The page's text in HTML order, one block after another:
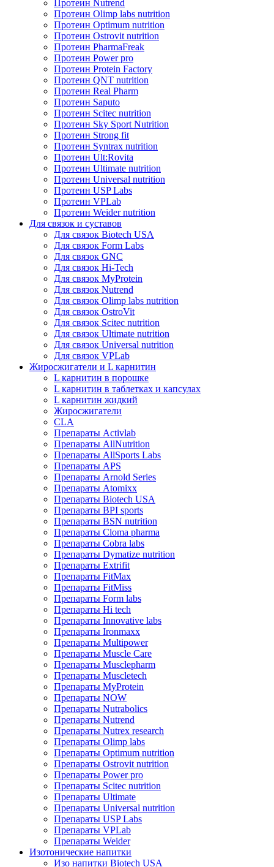
Протеин Nutrend
Протеин Olimp labs nutrition
Протеин Optimum nutrition
Протеин Ostrovit nutrition
Протеин PharmaFreak
Протеин Power pro
Протеин Protein Factory
Протеин QNT nutrition
Протеин Real Pharm
Протеин Saputo
Протеин Scitec nutrition
Протеин Sky Sport Nutrition
Протеин Strong fit
Протеин Syntrax nutrition
Протеин Ult:Rovita
Протеин Ultimate nutrition
Протеин Universal nutrition
Протеин USP Labs
Протеин VPLab
Протеин Weider nutrition
Для связок и суставов
Для связок Biotech USA
Для связок Form Labs
Для связок GNC
Для связок Hi-Tech
Для связок MyProtein
Для связок Nutrend
Для связок Olimp labs nutrition
Для связок OstroVit
Для связок Scitec nutrition
Для связок Ultimate nutrition
Для связок Universal nutrition
Для связок VPLab
Жиросжигатели и L карнитин
L карнитин в порошке
L карнитин в таблетках и капсулах
L карнитин жидкий
Жиросжигатели
CLA
Препараты Activlab
Препараты AllNutrition
Препараты AllSports Labs
Препараты APS
Препараты Arnold Series
Препараты Atomixx
Препараты Biotech USA
Препараты BPI sports
Препараты BSN nutrition
Препараты Cloma pharma
Препараты Cobra labs
Препараты Dymatize nutrition
Препараты Extrifit
Препараты FitMax
Препараты FitMiss
Препараты Form labs
Препараты Hi tech
Препараты Innovative labs
Препараты Ironmaxx
Препараты Multipower
Препараты Muscle Care
Препараты Musclepharm
Препараты Muscletech
Препараты MyProtein
Препараты NOW
Препараты Nutrabolics
Препараты Nutrend
Препараты Nutrex research
Препараты Olimp labs
Препараты Optimum nutrition
Препараты Ostrovit nutrition
Препараты Power pro
Препараты Scitec nutrition
Препараты Ultimate
Препараты Universal nutrition
Препараты USP Labs
Препараты VPLab
Препараты Weider
Изотонические напитки
Изо напитки Biotech USA